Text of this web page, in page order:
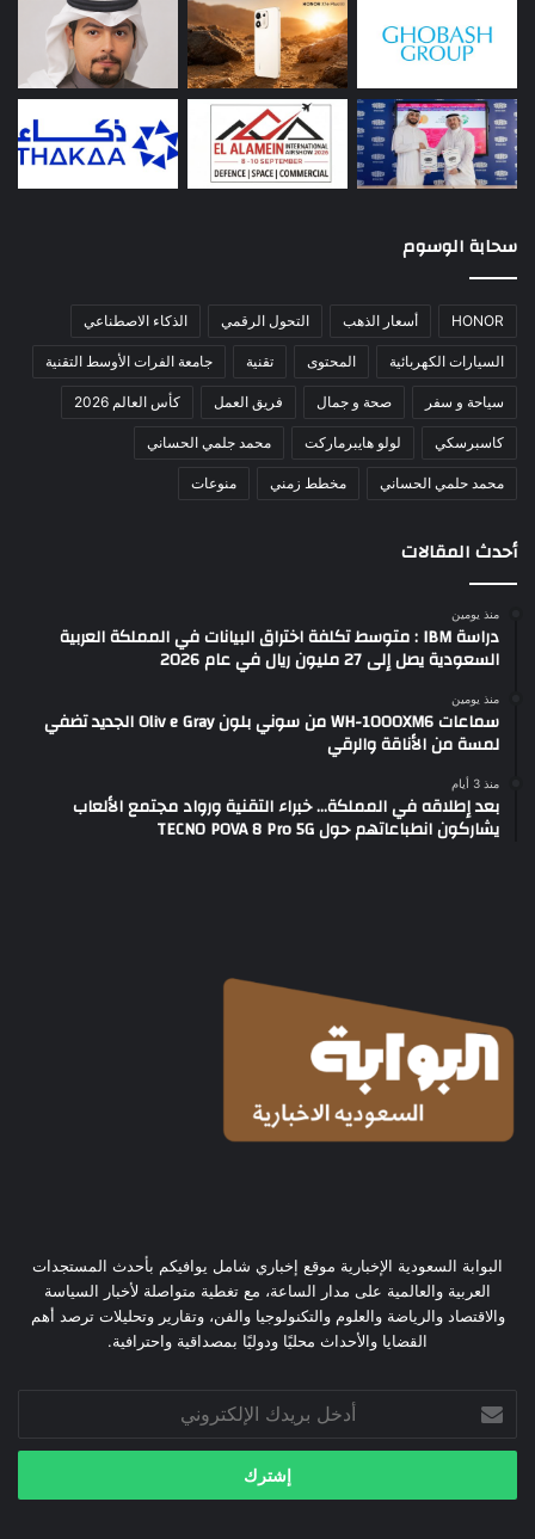
سحابة الوسوم
HONOR أسعار الذهب التحول الرقمي الذكاء الاصطناعي
السيارات الكهربائية المحتوى تقنية جامعة الفرات الأوسط التقنية
سياحة و سفر صحة و جمال فريق العمل كأس العالم 2026
كاسبرسكي لولو هايبرماركت محمد جلمي الحساني
محمد حلمي الحساني مخطط زمني منوعات
أحدث المقالات
منذ يومين
دراسة IBM : متوسط تكلفة اختراق البيانات في المملكة العربية
السعودية يصل إلى 27 مليون ريال في عام 2026
منذ يومين
سماعات WH-1000XM6 من سوني بلون Oliv e Gray الجديد تضفي
لمسة من الأناقة والرقي
منذ 3 أيام
بعد إطلاقه في المملكة… خبراء التقنية ورواد مجتمع الألعاب
يشاركون انطباعاتهم حول TECNO POVA 8 Pro 5G
البوابة السعودية الإخبارية موقع إخباري شامل يوافيكم بأحدث المستجدات
العربية والعالمية على مدار الساعة، مع تغطية متواصلة لأخبار السياسة
والاقتصاد والرياضة والعلوم والتكنولوجيا والفن، وتقارير وتحليلات ترصد أهم
القضايا والأحداث محليًا ودوليًا بمصداقية واحترافية.
بريدك
الإلكتروني